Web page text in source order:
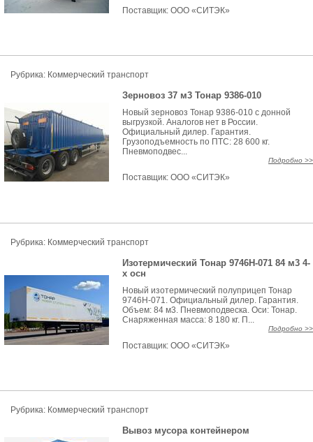
Поставщик: ООО «СИТЭК»
Рубрика: Коммерческий транспорт
Зерновоз 37 м3 Тонар 9386-010
Новый зерновоз Тонар 9386-010 с донной
выгрузкой. Аналогов нет в России.
Официальный дилер. Гарантия.
Грузоподъемность по ПТС: 28 600 кг.
Пневмоподвес...
Подробно >>
Поставщик: ООО «СИТЭК»
Рубрика: Коммерческий транспорт
Изотермический Тонар 9746Н-071 84 м3 4-
х осн
Новый изотермический полуприцеп Тонар
9746Н-071. Официальный дилер. Гарантия.
Объем: 84 м3. Пневмоподвеска. Оси: Тонар.
Снаряженная масса: 8 180 кг. П...
Подробно >>
Поставщик: ООО «СИТЭК»
Рубрика: Коммерческий транспорт
Вывоз мусора контейнером